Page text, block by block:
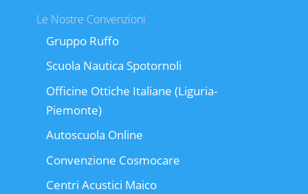
Le Nostre Convenzioni
Gruppo Ruffo
Scuola Nautica Spotornoli
Officine Ottiche Italiane (Liguria-
Piemonte)
Autoscuola Online
Convenzione Cosmocare
Centri Acustici Maico